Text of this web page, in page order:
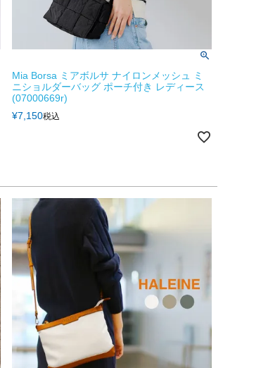
Mia Borsa ミアボルサ ナイロンメッシュ ミ
ニショルダーバッグ ポーチ付き レディース
(07000669r)
¥7,150税込